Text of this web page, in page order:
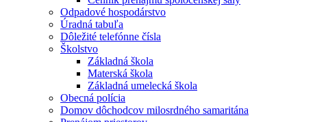
Odpadové hospodárstvo
Úradná tabuľa
Dôležité telefónne čísla
Školstvo
Základná škola
Materská škola
Základná umelecká škola
Obecná polícia
Domov dôchodcov milosrdného samaritána